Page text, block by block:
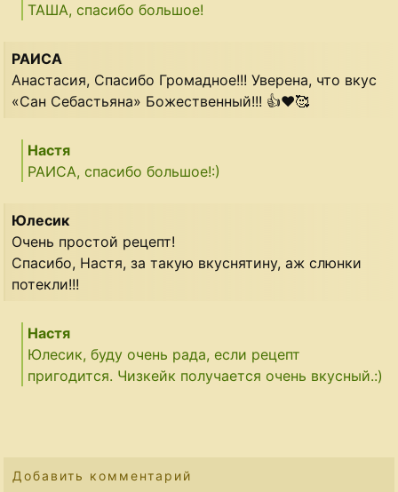
ТАША, спасибо большое!
РАИСА
Анастасия, Спасибо Громадное!!! Уверена, что вкус
«Сан Себастьяна» Божественный!!! 👍❤🥰
Настя
РАИСА, спасибо большое!:)
Юлесик
Очень простой рецепт!
Спасибо, Настя, за такую вкуснятину, аж слюнки
потекли!!!
Настя
Юлесик, буду очень рада, если рецепт
пригодится. Чизкейк получается очень вкусный.:)
Добавить комментарий